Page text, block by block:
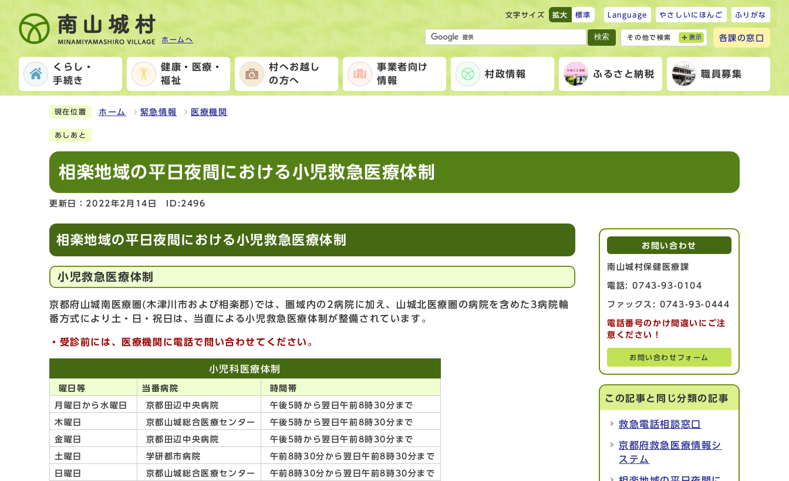
ホームへ
文字サイズ 拡大 標準 Language やさしいにほんご ふりがな
検索 その他で検索 表示 各課の窓口
くらし・
手続き
健康・医療・
福祉
村へお越し
の方へ
事業者向け
情報
村政情報 ふるさと納税 職員募集
現在位置 ホーム 緊急情報 医療機関
あしあと
相楽地域の平日夜間における小児救急医療体制
更新日：2022年2月14日 ID:2496
相楽地域の平日夜間における小児救急医療体制
小児救急医療体制
京都府山城南医療圏(木津川市および相楽郡)では、圏域内の2病院に加え、山城北医療圏の病院を含めた3病院輪
番方式により土・日・祝日は、当直による小児救急医療体制が整備されています。
・受診前には、医療機関に電話で問い合わせてください。
小児科医療体制
曜日等 当番病院 時間帯
月曜日から水曜日 京都田辺中央病院 午後5時から翌日午前8時30分まで
木曜日 京都山城総合医療センター 午後5時から翌日午前8時30分まで
金曜日 京都田辺中央病院 午後5時から翌日午前8時30分まで
土曜日 学研都市病院 午前8時30分から翌日午前8時30分まで
日曜日 京都山城総合医療センター 午前8時30分から翌日午前8時30分まで
お問い合わせ
南山城村保健医療課
電話: 0743-93-0104
ファックス: 0743-93-0444
電話番号のかけ間違いにご注
意ください！
お問い合わせフォーム
この記事と同じ分類の記事
救急電話相談窓口
京都府救急医療情報シ
ステム